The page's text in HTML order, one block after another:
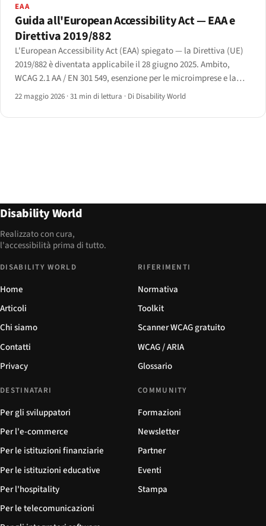
EAA
Guida all'European Accessibility Act — EAA e
Direttiva 2019/882
L'European Accessibility Act (EAA) spiegato — la Direttiva (UE)
2019/882 è diventata applicabile il 28 giugno 2025. Ambito,
WCAG 2.1 AA / EN 301 549, esenzione per le microimprese e la
difesa dell'onere sproporzionato ex articolo 14.
22 maggio 2026 ·31 min di lettura · Di Disability World
Disability World
Realizzato con cura,
l'accessibilità prima di tutto.
DISABILITY WORLD
Home
Articoli
Chi siamo
Contatti
Privacy
RIFERIMENTI
Normativa
Toolkit
Scanner WCAG gratuito
WCAG / ARIA
Glossario
DESTINATARI
Per gli sviluppatori
Per l'e-commerce
Per le istituzioni finanziarie
Per le istituzioni educative
Per l'hospitality
Per le telecomunicazioni
COMMUNITY
Formazioni
Newsletter
Partner
Eventi
Stampa